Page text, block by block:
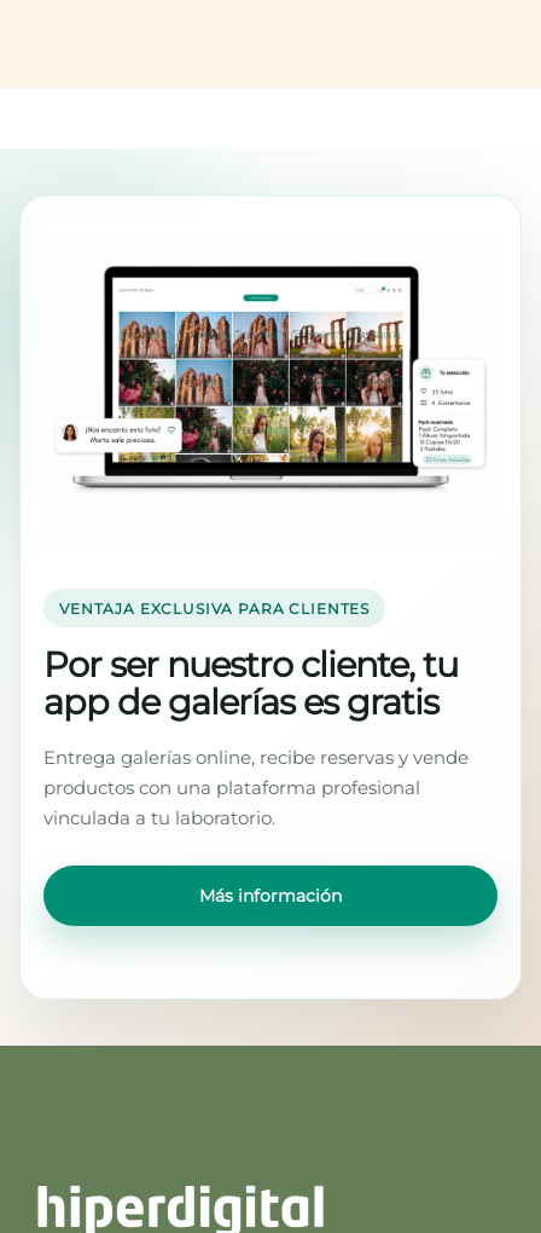
VENTAJA EXCLUSIVA PARA CLIENTES
Por ser nuestro cliente, tu
app de galerías es gratis
Entrega galerías online, recibe reservas y vende
productos con una plataforma profesional
vinculada a tu laboratorio.
Más información